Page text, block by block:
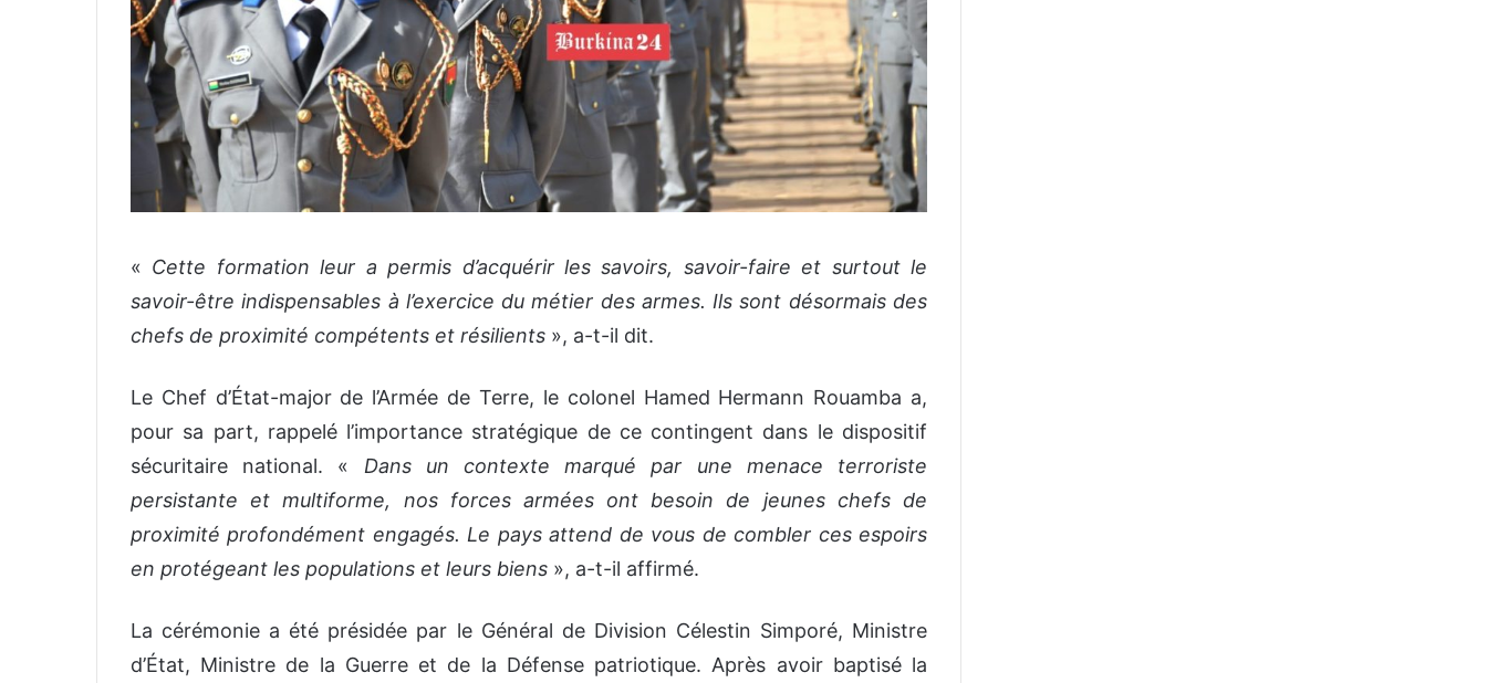
« Cette formation leur a permis d’acquérir les savoirs, savoir-faire et surtout le
savoir-être indispensables à l’exercice du métier des armes. Ils sont désormais des
chefs de proximité compétents et résilients », a-t-il dit.
Le Chef d’État-major de l’Armée de Terre, le colonel Hamed Hermann Rouamba a,
pour sa part, rappelé l’importance stratégique de ce contingent dans le dispositif
sécuritaire national. « Dans un contexte marqué par une menace terroriste
persistante et multiforme, nos forces armées ont besoin de jeunes chefs de
proximité profondément engagés. Le pays attend de vous de combler ces espoirs
en protégeant les populations et leurs biens », a-t-il affirmé.
La cérémonie a été présidée par le Général de Division Célestin Simporé, Ministre
d’État, Ministre de la Guerre et de la Défense patriotique. Après avoir baptisé la